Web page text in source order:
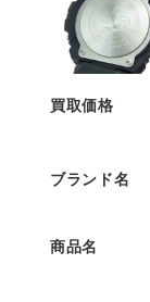
買取価格
ブランド名
商品名